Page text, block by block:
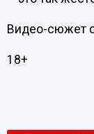
Видео-сюжет
18+